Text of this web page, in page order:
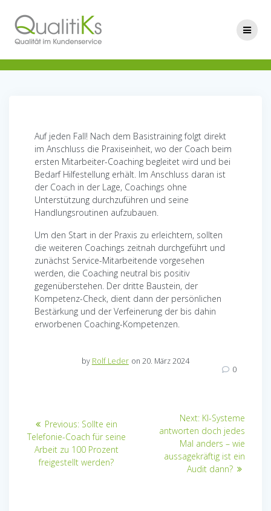
Auf jeden Fall! Nach dem Basistraining folgt direkt
im Anschluss die Praxiseinheit, wo der Coach beim
ersten Mitarbeiter-Coaching begleitet wird und bei
Bedarf Hilfestellung erhält. Im Anschluss daran ist
der Coach in der Lage, Coachings ohne
Unterstützung durchzuführen und seine
Handlungsroutinen aufzubauen.
Um den Start in der Praxis zu erleichtern, sollten
die weiteren Coachings zeitnah durchgeführt und
zunächst Service-Mitarbeitende vorgesehen
werden, die Coaching neutral bis positiv
gegenüberstehen. Der dritte Baustein, der
Kompetenz-Check, dient dann der persönlichen
Bestärkung und der Verfeinerung der bis dahin
erworbenen Coaching-Kompetenzen.
by Rolf Leder on 20. März 2024
0
Previous: Previous
post:
Sollte ein
Telefonie-Coach für seine
Arbeit zu 100 Prozent
freigestellt werden?
Next: Next
post:
KI-Systeme
antworten doch jedes
Mal anders – wie
aussagekräftig ist ein
Audit dann?